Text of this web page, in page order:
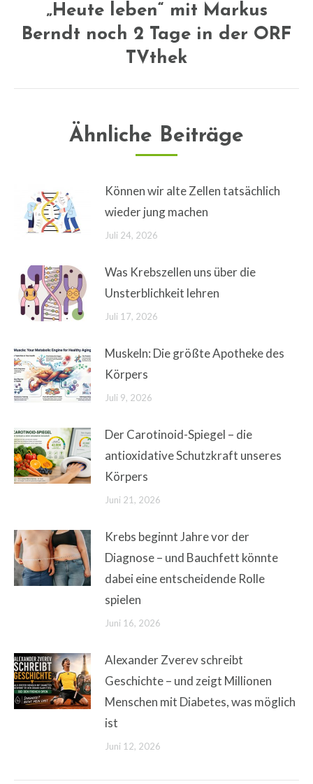
Nächster
Beitrag:
„Heute leben“ mit Markus
Berndt noch 2 Tage in der ORF
TVthek
Ähnliche Beiträge
Können wir alte Zellen tatsächlich
wieder jung machen
Juli 24, 2026
Was Krebszellen uns über die
Unsterblichkeit lehren
Juli 17, 2026
Muskeln: Die größte Apotheke des
Körpers
Juli 9, 2026
Der Carotinoid-Spiegel – die
antioxidative Schutzkraft unseres
Körpers
Juni 21, 2026
Krebs beginnt Jahre vor der
Diagnose – und Bauchfett könnte
dabei eine entscheidende Rolle
spielen
Juni 16, 2026
Alexander Zverev schreibt
Geschichte – und zeigt Millionen
Menschen mit Diabetes, was möglich
ist
Juni 12, 2026